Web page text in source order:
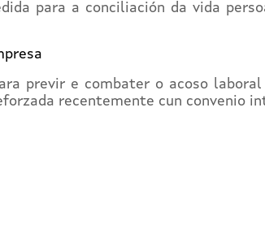
para a conciliación da vida
previr e combater o acoso
recentemente cun convenio